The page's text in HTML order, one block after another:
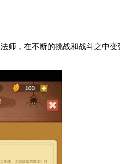
，在不断的挑战和战斗之中